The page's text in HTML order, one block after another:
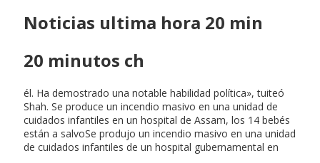
Noticias ultima hora 20 min
20 minutos ch
él. Ha demostrado una notable habilidad política», tuiteó
Shah. Se produce un incendio masivo en una unidad de
cuidados infantiles en un hospital de Assam, los 14 bebés
están a salvoSe produjo un incendio masivo en una unidad
de cuidados infantiles de un hospital gubernamental en